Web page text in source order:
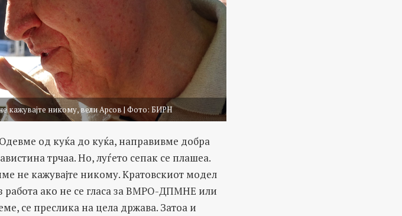
кажувајте никому, вели Арсов | Фото: БИРН
од куќа до куќа, направивме добра
трчаа. Но, луѓето сепак се плашеа.
не кажувајте никому. Кратовскиот модел
работа ако не се гласа за ВМРО-ДПМНЕ или
се преслика на цела држава. Затоа и